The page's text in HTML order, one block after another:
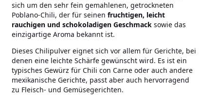
sich um den sehr fein gemahlenen, getrockneten
Poblano-Chili, der für seinen fruchtigen, leicht
rauchigen und schokoladigen Geschmack sowie das
einzigartige Aroma bekannt ist.
Dieses Chilipulver eignet sich vor allem für Gerichte, bei
denen eine leichte Schärfe gewünscht wird. Es ist ein
typisches Gewürz für Chili con Carne oder auch andere
mexikanische Gerichte, passt aber auch hervorragend
zu Fleisch- und Gemüsegerichten.